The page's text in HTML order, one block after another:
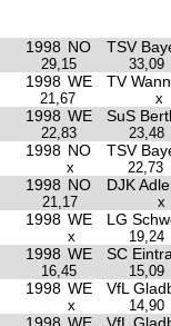
1998 NO TSV
29,15 33,09
1998 WE TV
21,67 x
1998 WE SuS
22,83 23,48
1998 NO TSV
x 22,73
1998 NO DJK
21,17 x
1998 WE LG
x 19,24
1998 WE SC
16,45 15,09
1998 WE VfL
x 14,90